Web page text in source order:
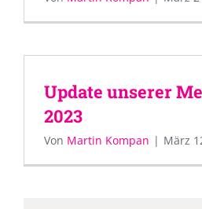
Update unserer
2023
Von Martin Kompan | März